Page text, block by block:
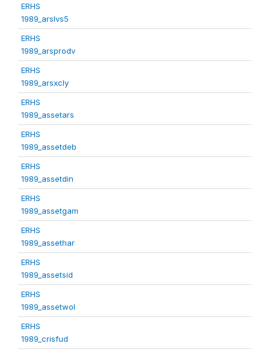
ERHS
1989_arslvs5
ERHS
1989_arsprodv
ERHS
1989_arsxcly
ERHS
1989_assetars
ERHS
1989_assetdeb
ERHS
1989_assetdin
ERHS
1989_assetgam
ERHS
1989_assethar
ERHS
1989_assetsid
ERHS
1989_assetwol
ERHS
1989_crisfud